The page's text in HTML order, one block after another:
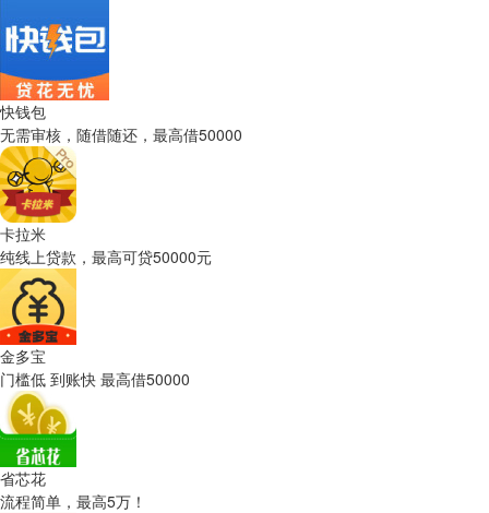
快钱包
无需审核，随借随还，最高借50000
卡拉米
纯线上贷款，最高可贷50000元
金多宝
门槛低 到账快 最高借50000
省芯花
流程简单，最高5万！